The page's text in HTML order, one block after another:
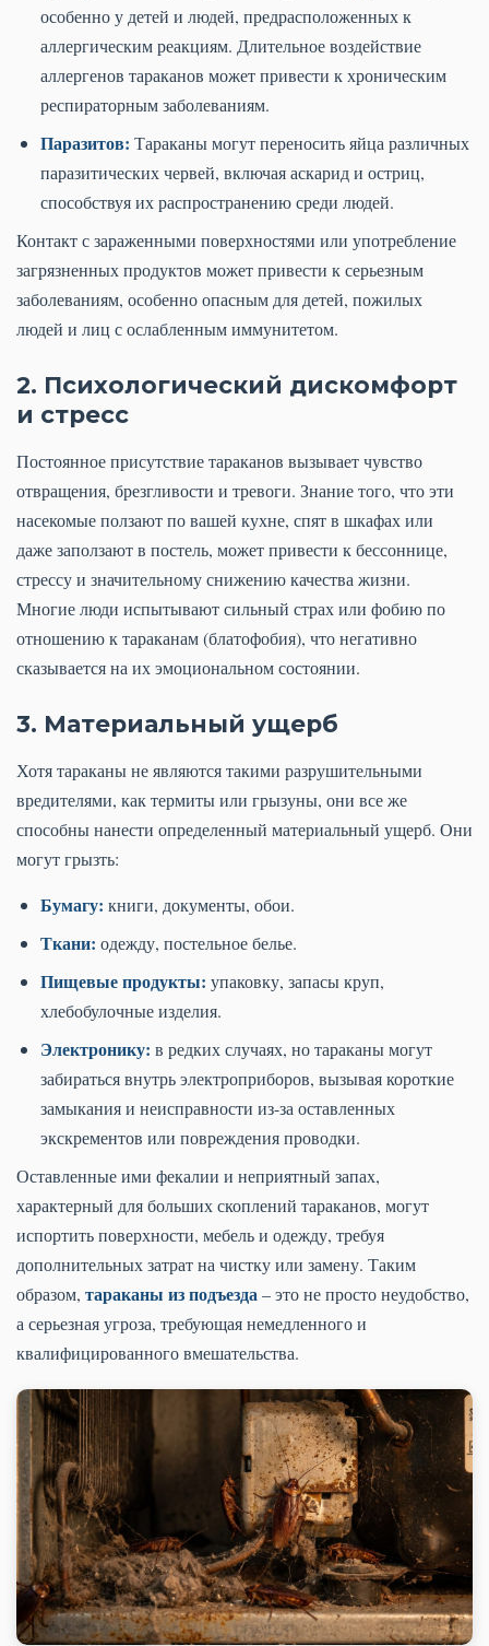
особенно у детей и людей, предрасположенных к
аллергическим реакциям. Длительное воздействие
аллергенов тараканов может привести к хроническим
респираторным заболеваниям.
Паразитов: Тараканы могут переносить яйца различных
паразитических червей, включая аскарид и остриц,
способствуя их распространению среди людей.
Контакт с зараженными поверхностями или употребление
загрязненных продуктов может привести к серьезным
заболеваниям, особенно опасным для детей, пожилых
людей и лиц с ослабленным иммунитетом.
2. Психологический дискомфорт
и стресс
Постоянное присутствие тараканов вызывает чувство
отвращения, брезгливости и тревоги. Знание того, что эти
насекомые ползают по вашей кухне, спят в шкафах или
даже заползают в постель, может привести к бессоннице,
стрессу и значительному снижению качества жизни.
Многие люди испытывают сильный страх или фобию по
отношению к тараканам (блатофобия), что негативно
сказывается на их эмоциональном состоянии.
3. Материальный ущерб
Хотя тараканы не являются такими разрушительными
вредителями, как термиты или грызуны, они все же
способны нанести определенный материальный ущерб. Они
могут грызть:
Бумагу: книги, документы, обои.
Ткани: одежду, постельное белье.
Пищевые продукты: упаковку, запасы круп,
хлебобулочные изделия.
Электронику: в редких случаях, но тараканы могут
забираться внутрь электроприборов, вызывая короткие
замыкания и неисправности из-за оставленных
экскрементов или повреждения проводки.
Оставленные ими фекалии и неприятный запах,
характерный для больших скоплений тараканов, могут
испортить поверхности, мебель и одежду, требуя
дополнительных затрат на чистку или замену. Таким
образом, тараканы из подъезда– это не просто неудобство,
а серьезная угроза, требующая немедленного и
квалифицированного вмешательства.